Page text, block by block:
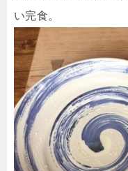
い完食。